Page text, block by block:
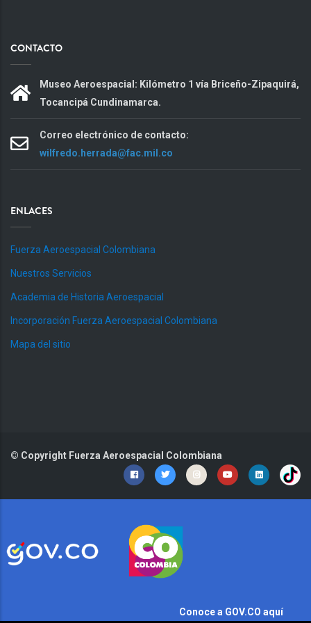
CONTACTO
Museo Aeroespacial: Kilómetro 1 vía Briceño-Zipaquirá,
Tocancipá Cundinamarca.
Correo electrónico de contacto:
wilfredo.herrada@fac.mil.co
ENLACES
Fuerza Aeroespacial Colombiana
Nuestros Servicios
Academia de Historia Aeroespacial
Incorporación Fuerza Aeroespacial Colombiana
Mapa del sitio
© Copyright Fuerza Aeroespacial Colombiana
Conoce a GOV.CO aquí